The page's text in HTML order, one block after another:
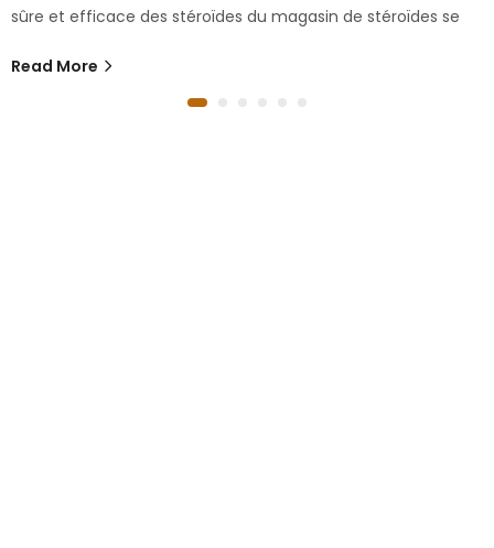
sûre et efficace des stéroïdes du magasin de stéroïdes se
Read More